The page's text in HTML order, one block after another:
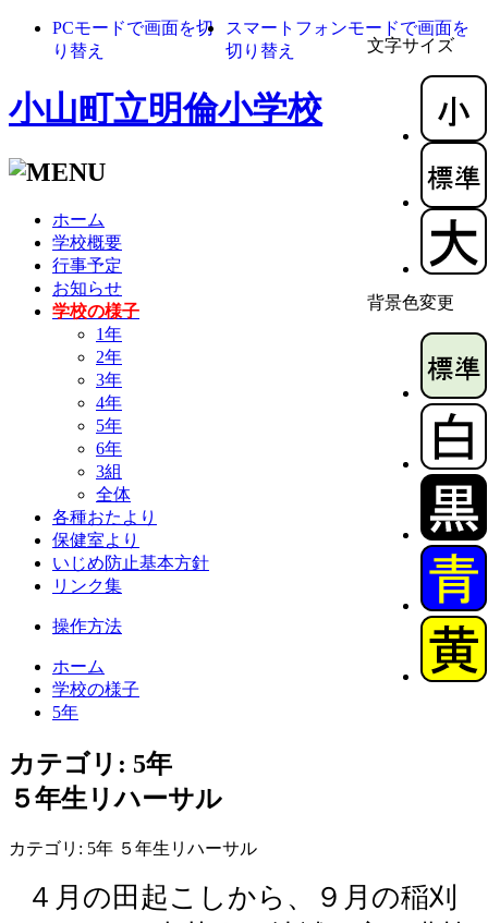
文字サイズ
背景色変更
PCモードで画面を切
り替え
スマートフォンモードで画面を
切り替え
小山町立明倫小学校
ホーム
学校概要
行事予定
お知らせ
学校の様子
1年
2年
3年
4年
5年
6年
3組
全体
各種おたより
保健室より
いじめ防止基本方針
リンク集
操作方法
ホーム
学校の様子
5年
カテゴリ: 5年
５年生リハーサル
カテゴリ: 5年 ５年生リハーサル
４月の田起こしから、９月の稲刈